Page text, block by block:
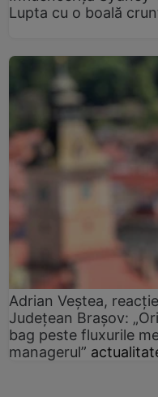
Lupta cu o boală
Adrian Veștea,
Județean Brașov:
bag peste fluxurile
managerul”